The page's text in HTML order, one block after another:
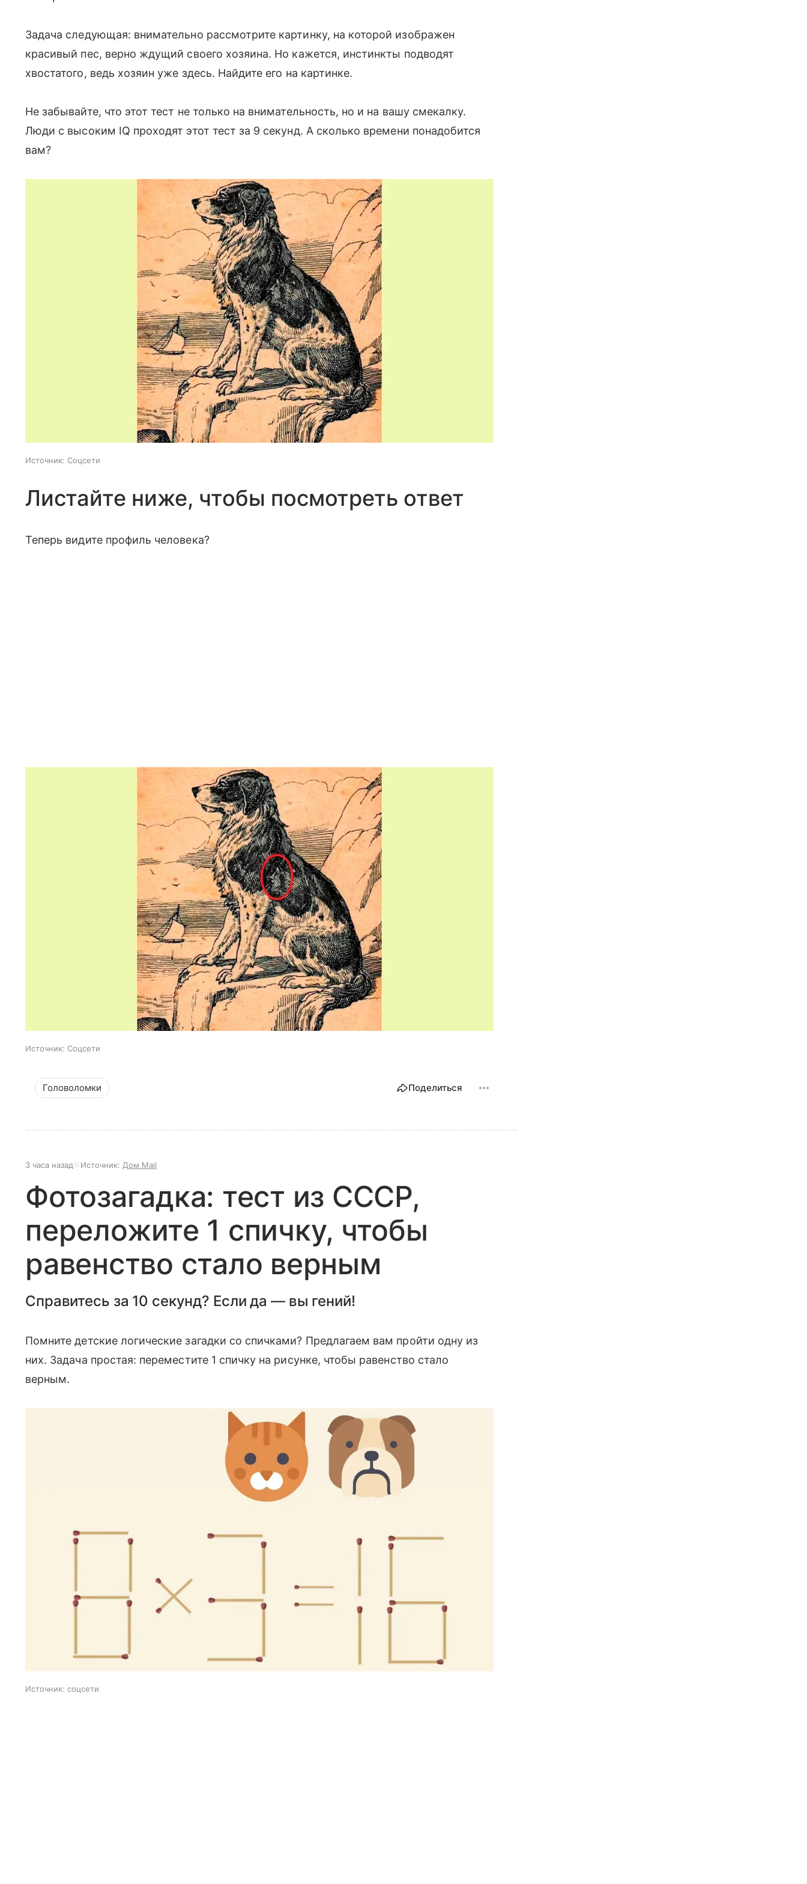
Задача следующая: внимательно рассмотрите картинку, на которой изображен
красивый пес, верно ждущий своего хозяина. Но кажется, инстинкты подводят
хвостатого, ведь хозяин уже здесь. Найдите его на картинке.
Не забывайте, что этот тест не только на внимательность, но и на вашу смекалку.
Люди с высоким IQ проходят этот тест за 9 секунд. А сколько времени понадобится
вам?
Источник: Соцсети
Листайте ниже, чтобы посмотреть ответ
Теперь видите профиль человека?
Источник: Соцсети
Головоломки Поделиться
3 часа назад Источник: Дом Mail
Фотозагадка: тест из СССР,
переложите 1 спичку, чтобы
равенство стало верным
Справитесь за 10 секунд? Если да — вы гений!
Помните детские логические загадки со спичками? Предлагаем вам пройти одну из
них. Задача простая: переместите 1 спичку на рисунке, чтобы равенство стало
верным.
Источник: соцсети